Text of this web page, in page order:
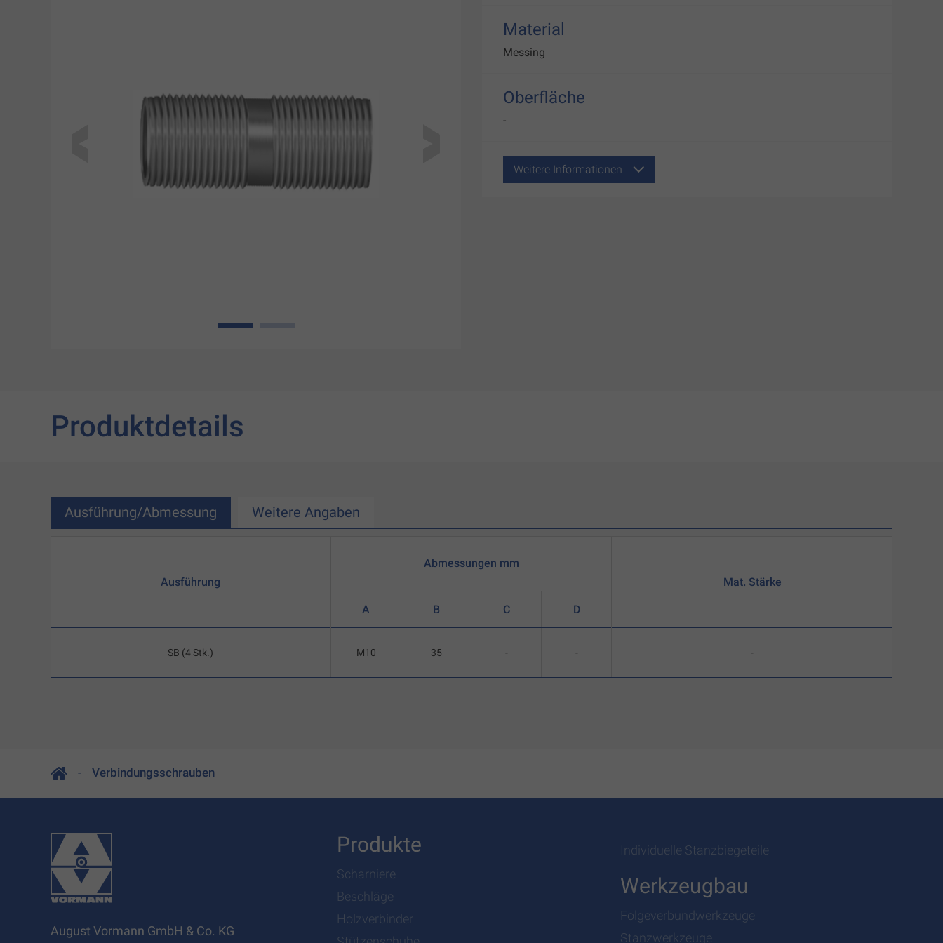
1
Material
Messing
Oberfläche
-
Weitere Informationen
Produktdetails
Ausführung/Abmessung Weitere Angaben
Ausführung
SB (4 Stk.)
Abmessungen mm
A B C D
M10 35 - -
Mat. Stärke
-
Verbindungsschrauben
August Vormann GmbH & Co. KG
Produkte
Scharniere
Beschläge
Holzverbinder
Individuelle Stanzbiegeteile
Werkzeugbau
Folgeverbundwerkzeuge
Stanzwerkzeuge